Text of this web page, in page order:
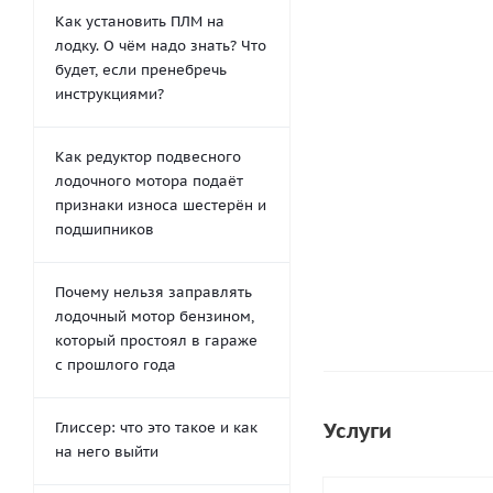
Услуги
Как установить ПЛМ на
лодку. О чём надо знать? Что
будет, если пренебречь
инструкциями?
Как редуктор подвесного
лодочного мотора подаёт
признаки износа шестерён и
подшипников
Почему нельзя заправлять
лодочный мотор бензином,
который простоял в гараже
с прошлого года
Глиссер: что это такое и как
на него выйти